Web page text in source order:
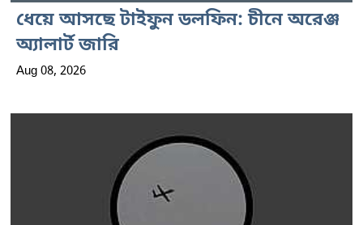
ধেয়ে আসছে টাইফুন ডলফিন: চীনে অরেঞ্জ
অ্যালার্ট জারি
Aug 08, 2026